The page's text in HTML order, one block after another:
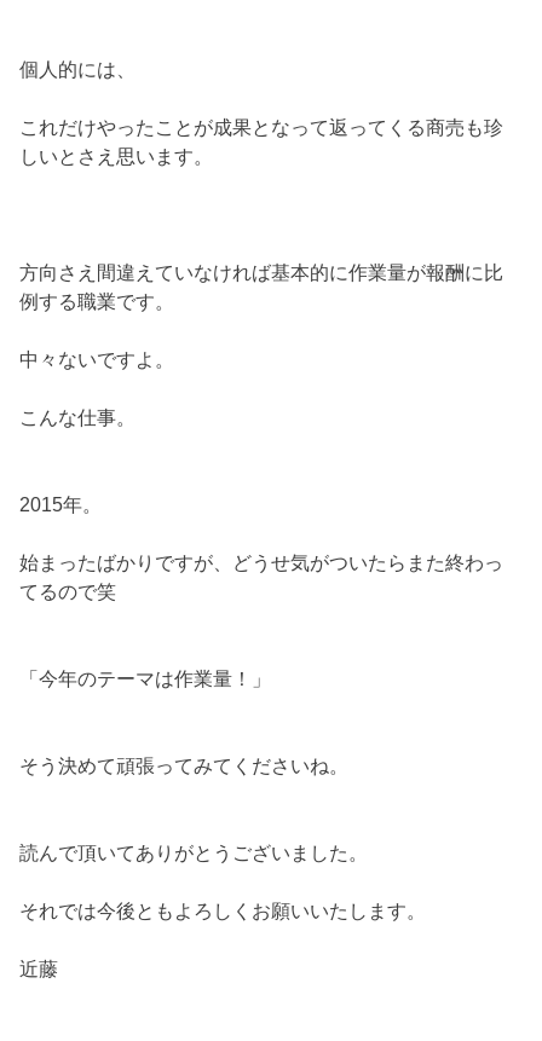
個人的には、
これだけやったことが成果となって返ってくる商売も珍
しいとさえ思います。
方向さえ間違えていなければ基本的に作業量が報酬に比
例する職業です。
中々ないですよ。
こんな仕事。
2015年。
始まったばかりですが、どうせ気がついたらまた終わっ
てるので笑
「今年のテーマは作業量！」
そう決めて頑張ってみてくださいね。
読んで頂いてありがとうございました。
それでは今後ともよろしくお願いいたします。
近藤